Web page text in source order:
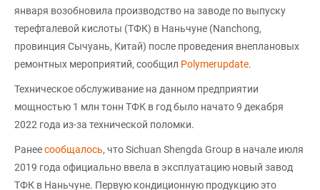
января возобновила производство на заводе по выпуску
терефталевой кислоты (ТФК) в Наньчуне (Nanchong,
провинция Сычуань, Китай) после проведения внеплановых
ремонтных мероприятий, сообщил Polymerupdate.
Техническое обслуживание на данном предприятии
мощностью 1 млн тонн ТФК в год было начато 9 декабря
2022 года из-за технической поломки.
Ранеесообщалось, что Sichuan Shengda Group в начале июля
2019 года официально ввела в эксплуатацию новый завод
ТФК в Наньчуне. Первую кондиционную продукцию это